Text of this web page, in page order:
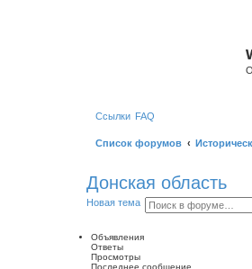
Ссылки FAQ
Список форумов
Донская область
Новая тема П
о
Р
а
е
Объявления
Ответы
Просмотры
Последнее сообщение